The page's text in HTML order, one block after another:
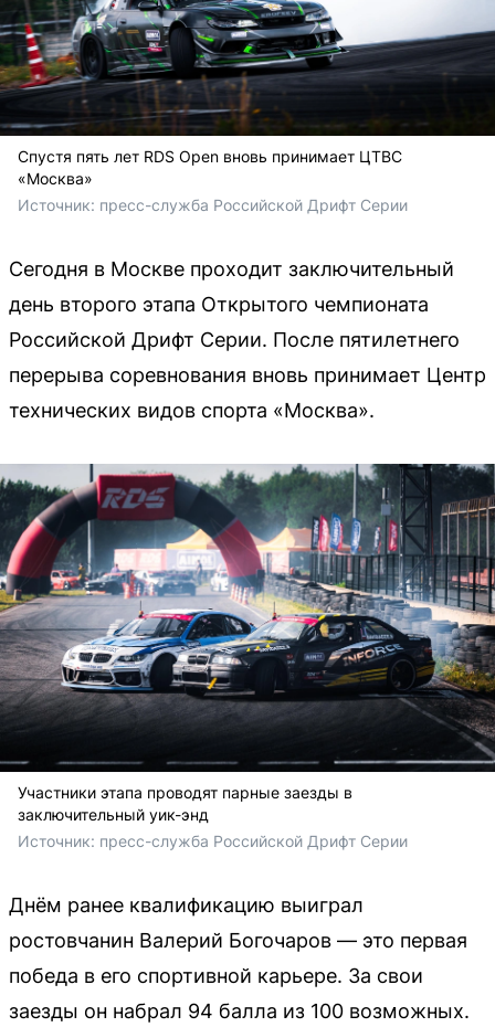
Спустя пять лет RDS Open вновь принимает ЦТВС
«Москва»
Источник: пресс-служба Российской Дрифт Серии
Сегодня в Москве проходит заключительный
день второго этапа Открытого чемпионата
Российской Дрифт Серии. После пятилетнего
перерыва соревнования вновь принимает Центр
технических видов спорта «Москва».
Участники этапа проводят парные заезды в
заключительный уик-энд
Источник: пресс-служба Российской Дрифт Серии
Днём ранее квалификацию выиграл
ростовчанин Валерий Богочаров — это первая
победа в его спортивной карьере. За свои
заезды он набрал 94 балла из 100 возможных.